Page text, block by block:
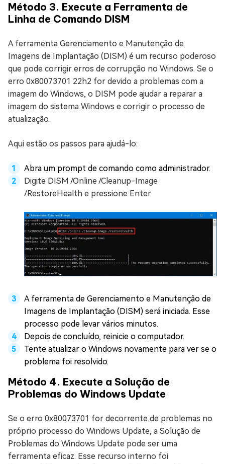
Método 3. Execute a Ferramenta de
Linha de Comando DISM
A ferramenta Gerenciamento e Manutenção de
Imagens de Implantação (DISM) é um recurso poderoso
que pode corrigir erros de corrupção no Windows. Se o
erro 0x80073701 22h2 for devido a problemas com a
imagem do Windows, o DISM pode ajudar a reparar a
imagem do sistema Windows e corrigir o processo de
atualização.
Aqui estão os passos para ajudá-lo:
Abra um prompt de comando como administrador.
Digite DISM /Online /Cleanup-Image
/RestoreHealth e pressione Enter.
A ferramenta de Gerenciamento e Manutenção de
Imagens de Implantação (DISM) será iniciada. Esse
processo pode levar vários minutos.
Depois de concluído, reinicie o computador.
Tente atualizar o Windows novamente para ver se o
problema foi resolvido.
Método 4. Execute a Solução de
Problemas do Windows Update
Se o erro 0x80073701 for decorrente de problemas no
próprio processo do Windows Update, a Solução de
Problemas do Windows Update pode ser uma
ferramenta eficaz. Esse recurso interno foi